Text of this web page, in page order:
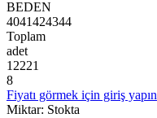
BEDEN
4041424344
Toplam
adet
1 2221
8
Fiyatı görmek için giriş yapın
Miktar: Stokta